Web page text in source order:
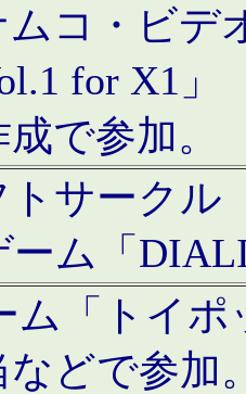
ムコ・ビデ
for X1」
で参加。
トサークル
ーム「
ム「トイ
などで参加